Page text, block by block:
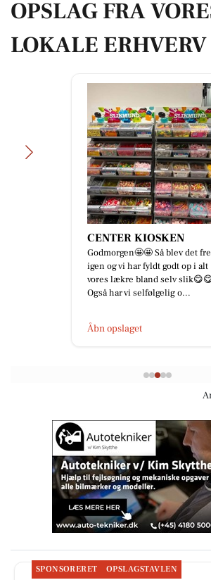
OPSLAG FRA
LOKALE ERHVERV
CENTER KIOSKEN
Godmorgen🤩🤩 Så blev det
igen og vi har fyldt godt op i alt
vores lækre bland selv
Også har vi selfølgelig o...
Åbn opslaget
SPONSORERET OPSLAGSTAVLEN